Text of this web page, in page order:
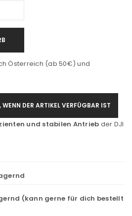
Österreich (ab 50€) und
DER ARTIKEL VERFÜGBAR IST
und stabilen Antrieb der DJI
(kann gerne für dich bestellt